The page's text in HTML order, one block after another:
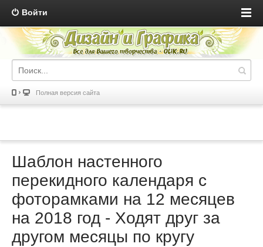
Войти
Полная версия сайта
Шаблон настенного
перекидного календаря с
фоторамками на 12 месяцев
на 2018 год - Ходят друг за
другом месяцы по кругу